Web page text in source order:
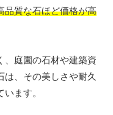
品質な石ほど価格が高
、庭園の石材や建築資
、その美しさや耐久
ます。